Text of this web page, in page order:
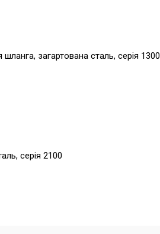
загартована сталь, серія 1300
серія 2100